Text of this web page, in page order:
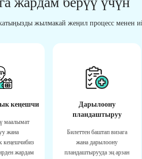
жылмакай жеңил процесс менен
кеңешчи
маалымат
жана
кеңешчибиз
жардам
Дарылоону
пландаштыруу
Билеттен баштап визага
жана дарылоону
пландаштырууда эң арзан